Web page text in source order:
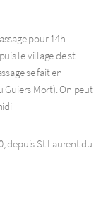
pour 14h.
le village de st
se fait en
Guiers Mort). On peut
depuis St Laurent du